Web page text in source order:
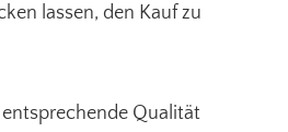
lassen, den Kauf zu
entsprechende Qualität